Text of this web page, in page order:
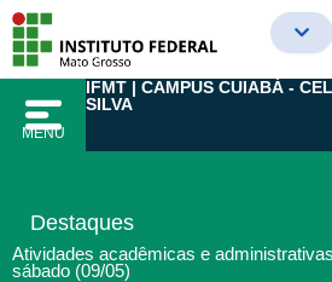
para
conteúdo
MENU
IFMT | CAMPUS CUIABÁ -
SILVA
Destaques
Atividades acadêmicas e
sábado (09/05)